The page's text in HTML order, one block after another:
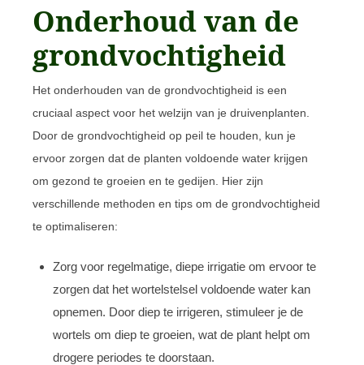
Onderhoud van de
grondvochtigheid
Het onderhouden van de grondvochtigheid is een
cruciaal aspect voor het welzijn van je druivenplanten.
Door de grondvochtigheid op peil te houden, kun je
ervoor zorgen dat de planten voldoende water krijgen
om gezond te groeien en te gedijen. Hier zijn
verschillende methoden en tips om de grondvochtigheid
te optimaliseren:
Zorg voor regelmatige, diepe irrigatie om ervoor te
zorgen dat het wortelstelsel voldoende water kan
opnemen. Door diep te irrigeren, stimuleer je de
wortels om diep te groeien, wat de plant helpt om
drogere periodes te doorstaan.